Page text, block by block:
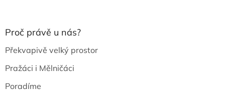
Proč právě u nás?
Překvapivě velký prostor
Pražáci i Mělničáci
Poradíme